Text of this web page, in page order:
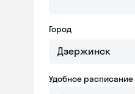
Город
Удобное расписание